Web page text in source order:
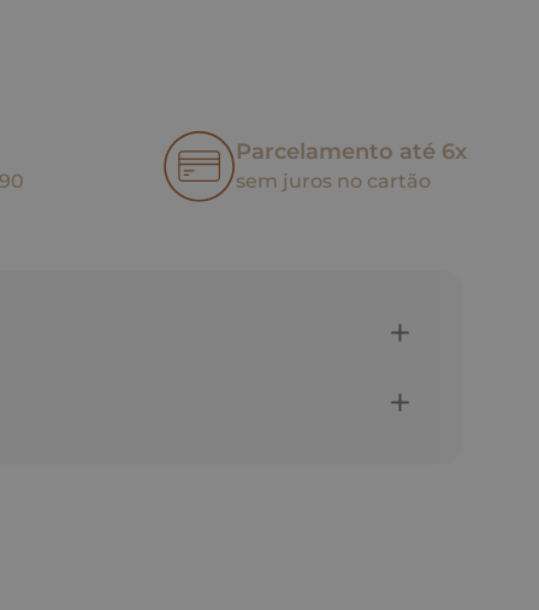
Parcelamento até 6x
sem juros no cartão